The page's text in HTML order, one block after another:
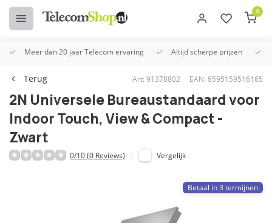
0
Meer dan 20 jaar Telecom ervaring Altijd scherpe prijzen
Terug Art: 91378802 EAN: 8595159516165
2N Universele Bureaustandaard voor
Indoor Touch, View & Compact -
Zwart
0/10 (0 Reviews) Vergelijk
Betaal in 3 termijnen